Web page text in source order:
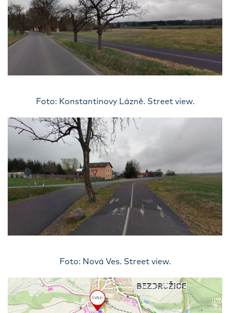
Foto: Konstantinovy Lázně. Street view.
Foto: Nová Ves. Street view.